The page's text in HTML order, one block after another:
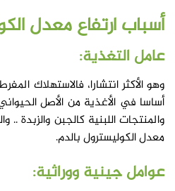
أسباب ارتفاع معدل
عامل التغذية:
وهو الأكثر انتشارا، فالاستهلاك
أساسا في الأغذية من الأصل
والمنتجات اللبنية كالجبن والزبدة
معدل الكوليسترول بالدم.
عوامل جينية ووراثية: